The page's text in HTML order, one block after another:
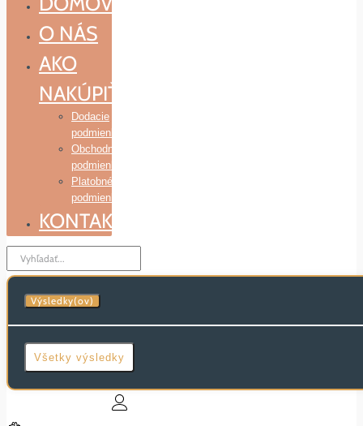
O NÁS
AKO
NAKÚPIŤ
Dodacie
podmienky
Obchodné
podmienky
Platobné
podmienky
KONTAKT
Search
...
Výsledky(ov)
Všetky výsledky